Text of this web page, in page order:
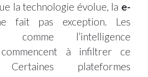
la technologie évolue, la e-
fait pas exception. Les
comme l’intelligence
à infiltrer ce
Certaines plateformes